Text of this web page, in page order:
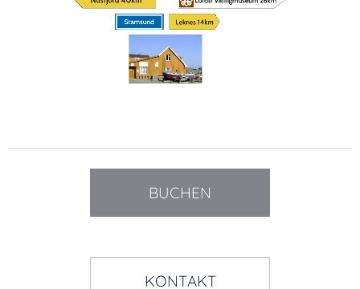
BUCHEN
KONTAKT